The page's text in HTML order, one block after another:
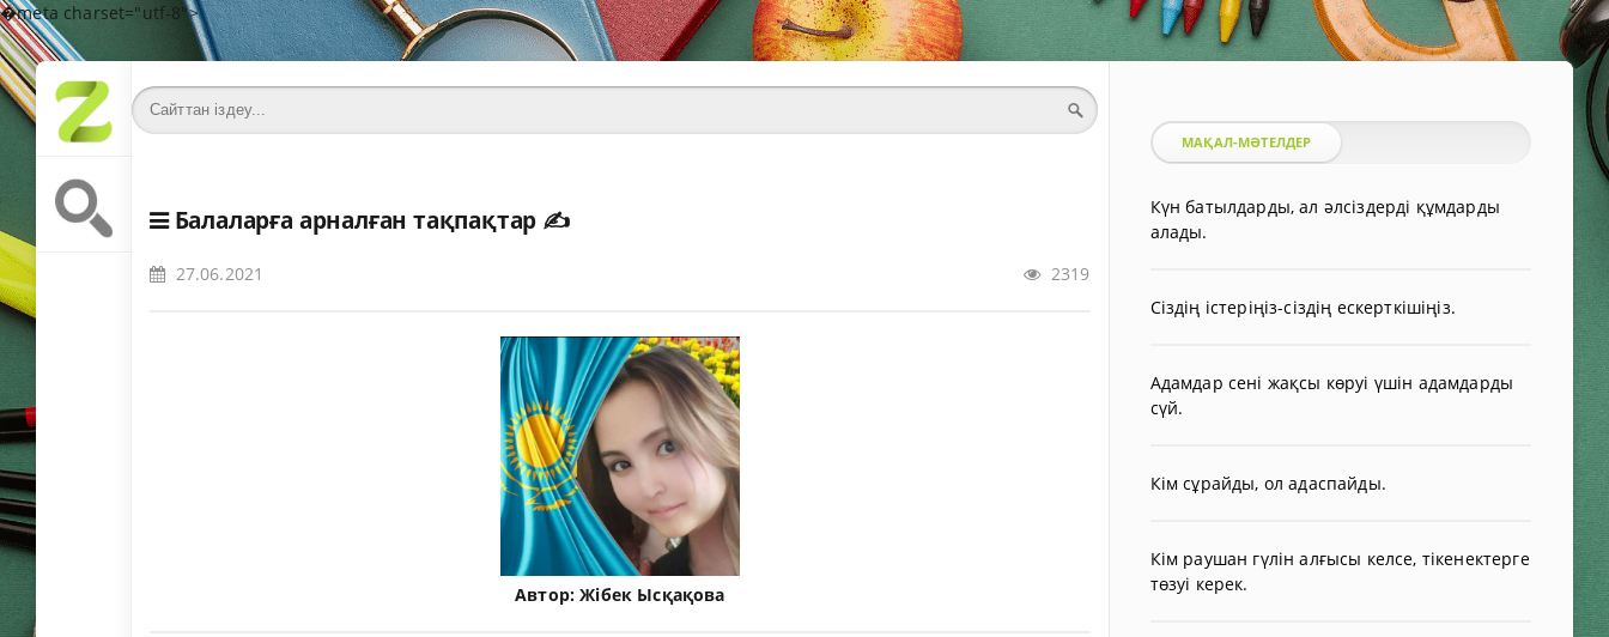
�meta charset="utf-8">
Балаларға арналған тақпақтар ✍️
27.06.2021 2319
Автор:Жібек Ысқақова
МАҚАЛ-МӘТЕЛДЕР
Күн батылдарды, ал әлсіздерді құмдарды
алады.
Сіздің істеріңіз-сіздің ескерткішіңіз.
Адамдар сені жақсы көруі үшін адамдарды
сүй.
Кім сұрайды, ол адаспайды.
Кім раушан гүлін алғысы келсе, тікенектерге
төзуі керек.